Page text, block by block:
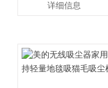
详细信息